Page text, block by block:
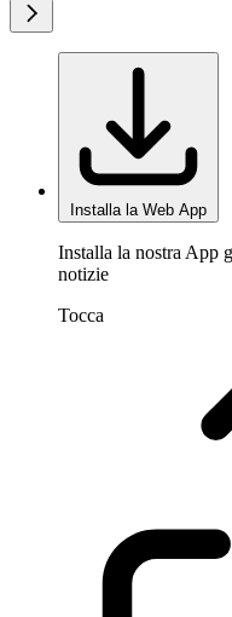
Installa la Web App
Installa la nostra App
notizie
Tocca